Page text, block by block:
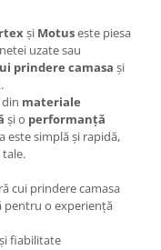
și Motuseste piesa
uzate sau
prindere camasa și
.
materiale
și o performanță
este simplă și rapidă,
cui prindere camasa
pentru o experiență
fiabilitate